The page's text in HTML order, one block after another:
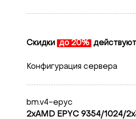
Скидки до 20%
Конфигурация сервера
bm.v4-epyc
2xAMD EPYC 9354/1024/